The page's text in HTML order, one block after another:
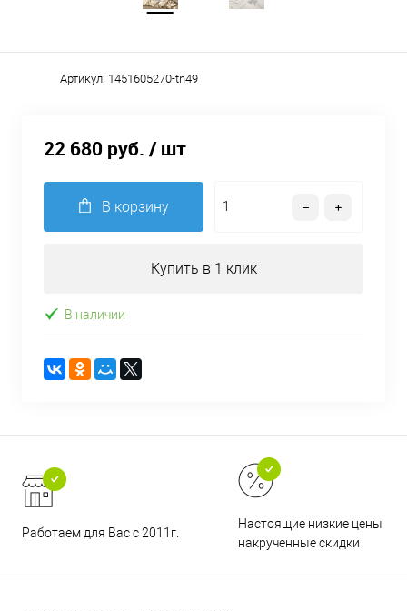
Артикул: 1451605270-tn49
22 680 руб. / шт
В корзину
Купить в 1 клик
В наличии
Работаем для Вас с 2011г.
Настоящие низкие цены и
накрученные скидки